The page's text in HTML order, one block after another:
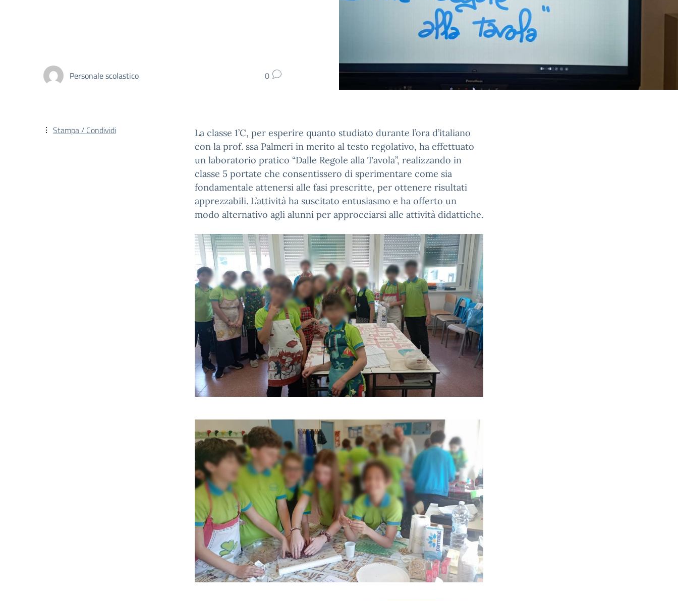
Personale scolastico 0
La classe 1’C, per esperire quanto studiato durante l’ora d’italiano
con la prof. ssa Palmeri in merito al testo regolativo, ha effettuato
un laboratorio pratico “Dalle Regole alla Tavola”, realizzando in
classe 5 portate che consentissero di sperimentare come sia
fondamentale attenersi alle fasi prescritte, per ottenere risultati
apprezzabili. L’attività ha suscitato entusiasmo e ha offerto un
modo alternativo agli alunni per approcciarsi alle attività didattiche.
Stampa / Condividi